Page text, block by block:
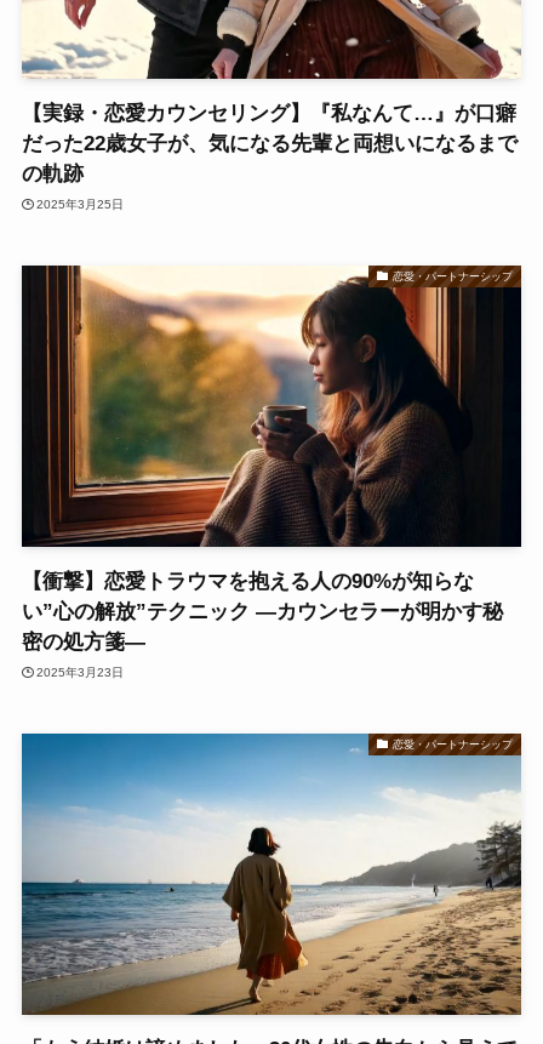
【実録・恋愛カウンセリング】『私なんて…』が口癖
だった22歳女子が、気になる先輩と両想いになるまで
の軌跡
2025年3月25日
恋愛・パートナーシップ
【衝撃】恋愛トラウマを抱える人の90%が知らな
い”心の解放”テクニック ―カウンセラーが明かす秘
密の処方箋―
2025年3月23日
恋愛・パートナーシップ